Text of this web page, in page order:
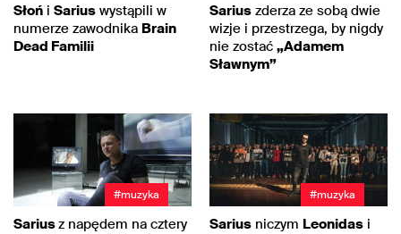
Słoń i Sarius wystąpili w
numerze zawodnika Brain
Dead Familii
Sarius zderza ze sobą dwie
wizje i przestrzega, by nigdy
nie zostać „Adamem
Sławnym”
#muzyka
Sariusz napędem na cztery
#muzyka
Sarius niczym Leonidas i